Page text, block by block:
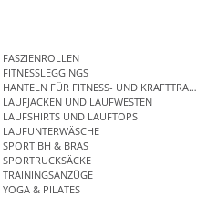
FASZIENROLLEN
FITNESSLEGGINGS
HANTELN FÜR FITNESS- UND
LAUFJACKEN UND LAUFWESTEN
LAUFSHIRTS UND LAUFTOPS
LAUFUNTERWÄSCHE
SPORT BH & BRAS
SPORTRUCKSÄCKE
TRAININGSANZÜGE
YOGA & PILATES